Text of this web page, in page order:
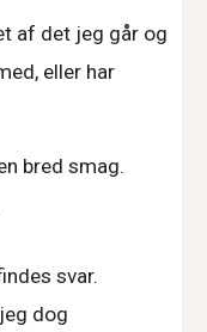
af det jeg går og
eller har
bred smag.
svar.
dog